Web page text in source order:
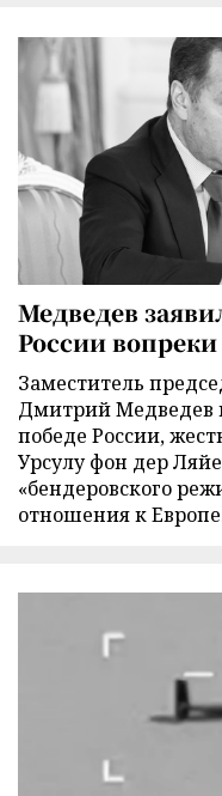
Медведев
России
Заместитель
Дмитрий Медведев
победе России,
Урсулу фон дер
«бендеровского
отношения к